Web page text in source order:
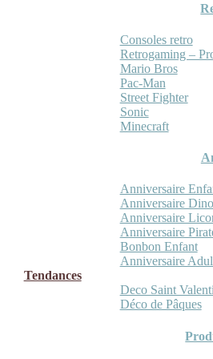
Consoles retro
Retrogaming –
Mario Bros
Pac-Man
Street Fighter
Sonic
Minecraft
Anniversaire
Anniversaire
Anniversaire
Anniversaire
Bonbon Enfant
Anniversaire
Tendances
Deco Saint
Déco de Pâques